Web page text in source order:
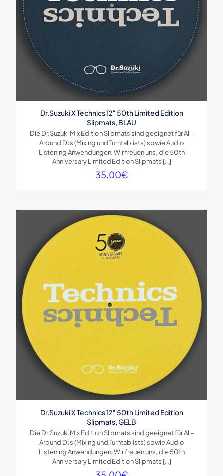
Dr.Suzuki X Technics 12″ 50th Limited Edition
Slipmats, BLAU
Die Dr.Suzuki Mix Edition Slipmats sind geeignet für All-
Around DJs (Mixing und Turntablists) sowie Audio
Listening Anwendungen. Wir freuen uns, die 50th
Anniversary Limited Edition Slipmats […]
35,00€
Dr.Suzuki X Technics 12″ 50th Limited Edition
Slipmats, GELB
Die Dr.Suzuki Mix Edition Slipmats sind geeignet für All-
Around DJs (Mixing und Turntablists) sowie Audio
Listening Anwendungen. Wir freuen uns, die 50th
Anniversary Limited Edition Slipmats […]